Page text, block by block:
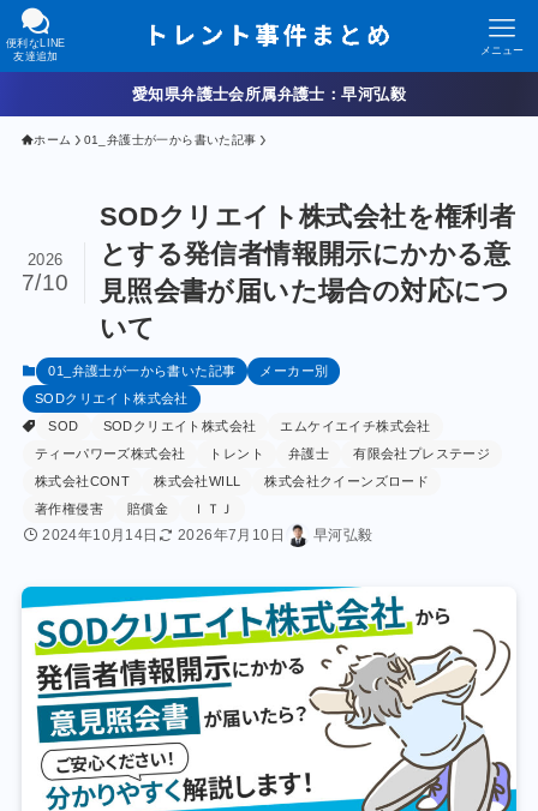
便利なLINE
友達追加
メニュー
愛知県弁護士会所属弁護士：早河弘毅
ホーム 01_弁護士が一から書いた記事
SODクリエイト株式会社を権利者
とする発信者情報開示にかかる意
見照会書が届いた場合の対応につ
いて
2026
7/10
01_弁護士が一から書いた記事
メーカー別
SODクリエイト株式会社
SOD
SODクリエイト株式会社
エムケイエイチ株式会社
ティーパワーズ株式会社
トレント 弁護士
有限会社プレステージ
株式会社CONT
株式会社WILL
株式会社クイーンズロード
著作権侵害
賠償金 ＩＴＪ
2024年10月14日 2026年7月10日 早河弘毅